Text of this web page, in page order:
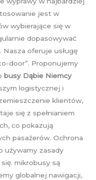
jest w
wybierające się w
dopasowywać
Nasza oferuje usługę
door”. Proponujemy
busy Dąbie Niemcy
logistycznej i
klientów,
się z spełnianiem
co pokazują
pasażerów. Ochrona
używamy zasady
mikrobusy są
globalnej nawigacji,